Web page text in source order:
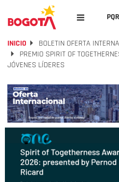
INICIO
BOLETIN OFERTA
PREMIO SPIRIT OF
JÓVENES LÍDERES